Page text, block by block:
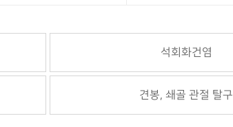
석회화건염
견봉, 쇄골 관절 탈구